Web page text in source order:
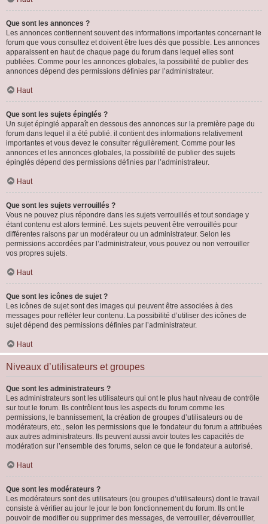
Que sont les annonces ?
Les annonces contiennent souvent des informations importantes concernant le
forum que vous consultez et doivent être lues dès que possible. Les annonces
apparaissent en haut de chaque page du forum dans lequel elles sont
publiées. Comme pour les annonces globales, la possibilité de publier des
annonces dépend des permissions définies par l’administrateur.
Haut
Que sont les sujets épinglés ?
Un sujet épinglé apparaît en dessous des annonces sur la première page du
forum dans lequel il a été publié. il contient des informations relativement
importantes et vous devez le consulter régulièrement. Comme pour les
annonces et les annonces globales, la possibilité de publier des sujets
épinglés dépend des permissions définies par l’administrateur.
Haut
Que sont les sujets verrouillés ?
Vous ne pouvez plus répondre dans les sujets verrouillés et tout sondage y
étant contenu est alors terminé. Les sujets peuvent être verrouillés pour
différentes raisons par un modérateur ou un administrateur. Selon les
permissions accordées par l’administrateur, vous pouvez ou non verrouiller
vos propres sujets.
Haut
Que sont les icônes de sujet ?
Les icônes de sujet sont des images qui peuvent être associées à des
messages pour refléter leur contenu. La possibilité d’utiliser des icônes de
sujet dépend des permissions définies par l’administrateur.
Haut
Niveaux d’utilisateurs et groupes
Que sont les administrateurs ?
Les administrateurs sont les utilisateurs qui ont le plus haut niveau de contrôle
sur tout le forum. Ils contrôlent tous les aspects du forum comme les
permissions, le bannissement, la création de groupes d’utilisateurs ou de
modérateurs, etc., selon les permissions que le fondateur du forum a attribuées
aux autres administrateurs. Ils peuvent aussi avoir toutes les capacités de
modération sur l’ensemble des forums, selon ce que le fondateur a autorisé.
Haut
Que sont les modérateurs ?
Les modérateurs sont des utilisateurs (ou groupes d’utilisateurs) dont le travail
consiste à vérifier au jour le jour le bon fonctionnement du forum. Ils ont le
pouvoir de modifier ou supprimer des messages, de verrouiller, déverrouiller,